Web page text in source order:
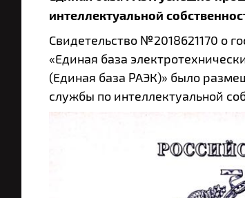
интеллектуальной
Свидетельство №2018621170 о
«Единая база
(Единая база РАЭК)» было
службы по интеллектуальной